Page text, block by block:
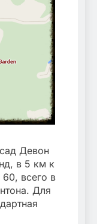
Девон
в 5 км к
всего в
Для